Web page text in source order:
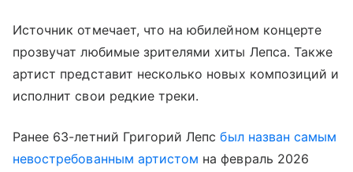
Источник отмечает, что на юбилейном концерте
прозвучат любимые зрителями хиты Лепса. Также
артист представит несколько новых композиций и
исполнит свои редкие треки.
Ранее 63-летний Григорий Лепсбыл назван самым
невостребованным артистом на февраль 2026